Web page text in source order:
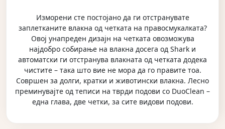
Изморени сте постојано да ги отстранувате
заплетканите влакна од четката на правосмукалката?
Овој унапреден дизајн на четката овозможува
најдобро собирање на влакна досега од Shark и
автоматски ги отстранува влакната од четката додека
чистите – така што вие не мора да го правите тоа.
Совршен за долги, кратки и животински влакна. Лесно
преминувајте од теписи на тврди подови со DuoClean –
една глава, две четки, за сите видови подови.